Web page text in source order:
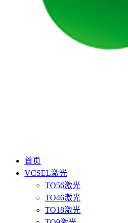
首页
VCSEL激光
TO56激光
TO46激光
TO18激光